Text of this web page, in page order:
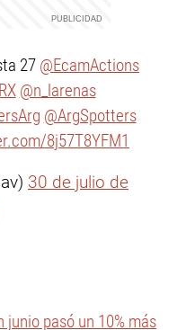
27 @EcamActions
@n_larenas
@ArgSpotters
8j57T8YFM1
30 de julio de
pasó un 10% más